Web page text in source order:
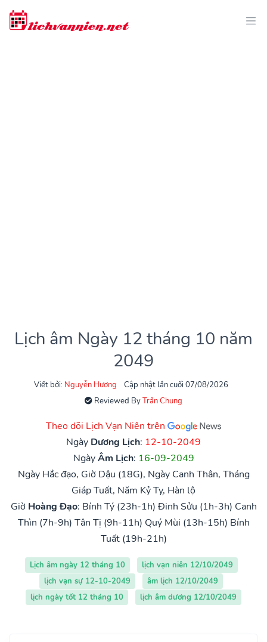
Lịch âm Ngày 12 tháng 10 năm
2049
Viết bởi: Nguyễn Hương
Cập nhật lần cuối 07/08/2026
Reviewed ByTrần Chung
Theo dõi Lịch Vạn Niên trên
Ngày Dương Lịch: 12-10-2049
NgàyÂm Lịch: 16-09-2049
Ngày Hắc đạo, Giờ Dậu (18G), Ngày Canh Thân, Tháng
Giáp Tuất, Năm Kỷ Tỵ, Hàn lộ
Giờ Hoàng Đạo: Bính Tý (23h-1h) Đinh Sửu (1h-3h) Canh
Thìn (7h-9h) Tân Tị (9h-11h) Quý Mùi (13h-15h) Bính
Tuất (19h-21h)
Lịch âm ngày 12 tháng 10
lịch vạn niên 12/10/2049
lịch vạn sự 12-10-2049
âm lịch 12/10/2049
lịch ngày tốt 12 tháng 10
lịch âm dương 12/10/2049